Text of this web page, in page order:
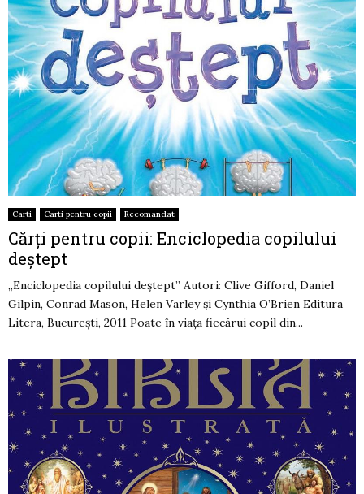
Carti Carti pentru copii Recomandat
Cărţi pentru copii: Enciclopedia copilului
deştept
„Enciclopedia copilului deştept” Autori: Clive Gifford, Daniel
Gilpin, Conrad Mason, Helen Varley şi Cynthia O’Brien Editura
Litera, Bucureşti, 2011 Poate în viaţa fiecărui copil din...